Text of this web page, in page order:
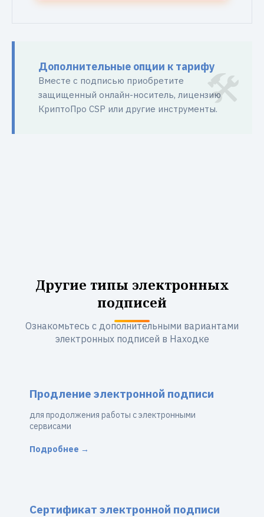
Дополнительные опции к тарифу
Вместе с подписью приобретите
защищенный онлайн-носитель, лицензию
КриптоПро CSP или другие инструменты.
Другие типы электронных
подписей
Ознакомьтесь с дополнительными вариантами
электронных подписей в Находке
Продление электронной подписи
для продолжения работы с электронными
сервисами
Подробнее →
Сертификат электронной подписи